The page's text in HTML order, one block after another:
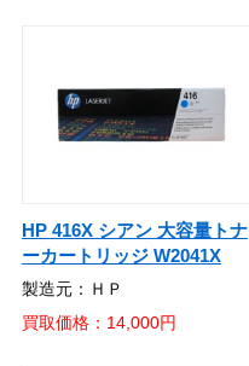
HP 416X シアン 大容量トナ
ーカートリッジ W2041X
製造元：ＨＰ
買取価格：14,000円